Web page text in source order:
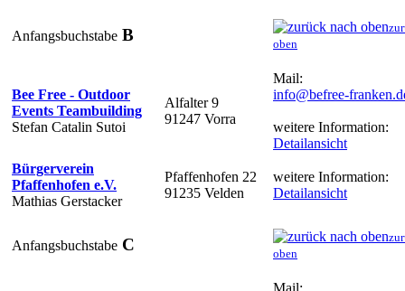
Anfangsbuchstabe B
oben
Bee Free - Outdoor
Events Teambuilding
Stefan Catalin Sutoi
Alfalter 9
91247 Vorra
Mail:
info@befree-
weitere Information:
Detailansicht
Bürgerverein
Pfaffenhofen e.V.
Mathias Gerstacker
Pfaffenhofen 22
91235 Velden
weitere Information:
Detailansicht
Anfangsbuchstabe C
oben
Mail: